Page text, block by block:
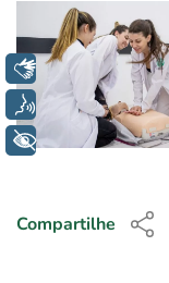
Compartilhe
Libras
Voz
+